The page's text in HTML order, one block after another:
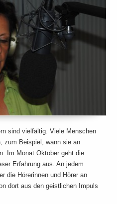
sind vielfältig. Viele Menschen
zum Beispiel, wann sie an
Im Monat Oktober geht die
Erfahrung aus. An jedem
die Hörerinnen und Hörer an
dort aus den geistlichen Impuls